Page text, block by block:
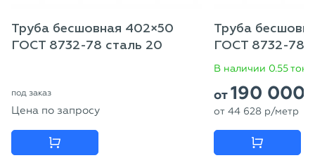
Труба бесшовная 402×50
ГОСТ 8732-78 сталь 20
под заказ
Цена по запросу
Труба
ГОСТ 8732-78,
В наличии 0.55 тонн
от190 000
от 44 628 p/метр